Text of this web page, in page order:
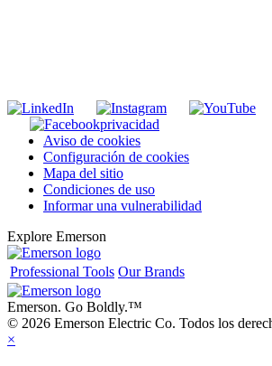
privacidad
Aviso de cookies
Configuración de cookies
Mapa del sitio
Condiciones de uso
Informar una vulnerabilidad
Explore Emerson
Professional Tools Our Brands
Emerson. Go Boldly.™
© 2026 Emerson Electric Co. Todos los
×